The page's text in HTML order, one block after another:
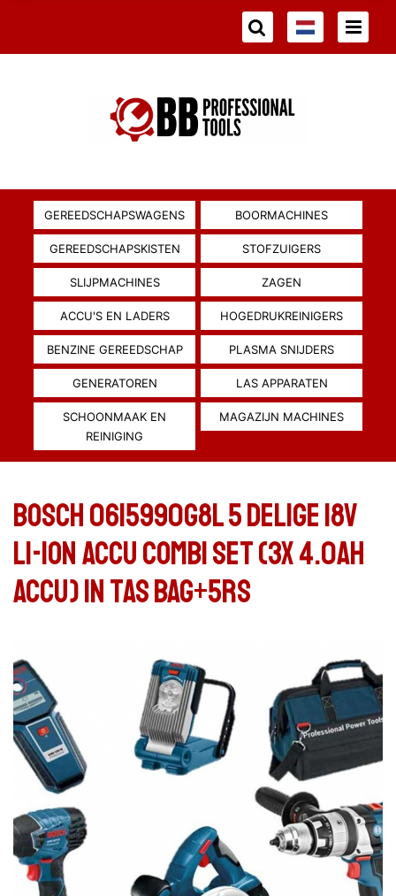
GEREEDSCHAPSWAGENS BOORMACHINES
GEREEDSCHAPSKISTEN STOFZUIGERS
SLIJPMACHINES ZAGEN
ACCU'S EN LADERS HOGEDRUKREINIGERS
BENZINE GEREEDSCHAP PLASMA SNIJDERS
GENERATOREN LAS APPARATEN
SCHOONMAAK EN
REINIGING
MAGAZIJN MACHINES
Bosch 0615990G8L 5 delige 18V
Li-Ion accu combi set (3x 4.0Ah
accu) in tas Bag+5RS